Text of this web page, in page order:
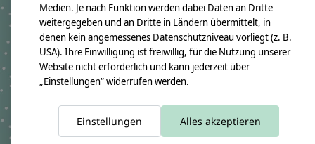
mit Kran, Bagger und
Bauarbeiter
€119,90 - €199,90
*Inkl. MwSt. zzgl.
Versandkosten
Flugzeug für kleine
Piloten
€119,90 - €199,90
*Inkl. MwSt. zzgl.
Medien. Je nach Funktion werden dabei Daten an Dritte
weitergegeben und an Dritte in Ländern übermittelt, in
denen kein angemessenes Datenschutzniveau vorliegt (z. B.
USA). Ihre Einwilligung ist freiwillig, für die Nutzung unserer
Website nicht erforderlich und kann jederzeit über
„Einstellungen“ widerrufen werden.
Einstellungen Alles akzeptieren